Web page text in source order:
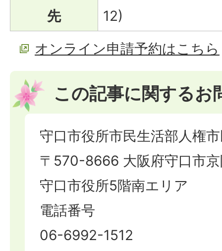
先
12)
オンライン申請予約はこちら
この記事に関するお
守口市役所市民生活部人権
〒570-8666 大阪府守口市
守口市役所5階南エリア
電話番号
06-6992-1512